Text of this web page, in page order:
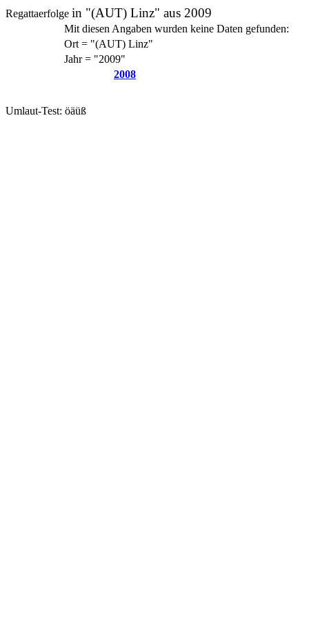
Regattaerfolge in "(AUT) Linz" aus 2009
Mit diesen Angaben wurden keine Daten gefunden:
Ort = "(AUT) Linz"
Jahr = "2009"
2008
Umlaut-Test: öäüß